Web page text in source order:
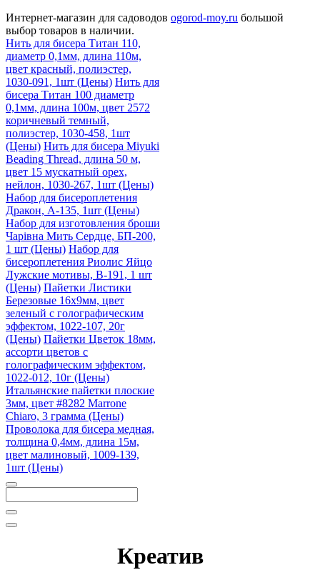
Интернет-магазин для садоводов ogorod-moy.ru большой
выбор товаров в наличии.
Перейти
к
основному
контенту
Нить для бисера Титан 110,
диаметр 0,1мм, длина 110м,
цвет красный, полиэстер,
1030-091, 1шт (Цены) Нить для
бисера Титан 100 диаметр
0,1мм, длина 100м, цвет 2572
коричневый темный,
полиэстер, 1030-458, 1шт
(Цены) Нить для бисера Miyuki
Beading Thread, длина 50 м,
цвет 15 мускатный орех,
нейлон, 1030-267, 1шт (Цены)
Набор для бисероплетения
Дракон, A-135, 1шт (Цены)
Набор для изготовления броши
Чарiвна Мить Сердце, БП-200,
1 шт (Цены) Набор для
бисероплетения Риолис Яйцо
Лужские мотивы, В-191, 1 шт
(Цены) Пайетки Листики
Березовые 16х9мм, цвет
зеленый с голографическим
эффектом, 1022-107, 20г
(Цены) Пайетки Цветок 18мм,
ассорти цветов с
голографическим эффектом,
1022-012, 10г (Цены)
Итальянские пайетки плоские
3мм, цвет #8282 Marrone
Chiaro, 3 грамма (Цены)
Проволока для бисера медная,
толщина 0,4мм, длина 15м,
цвет малиновый, 1009-139,
1шт (Цены)
Закрыть
Креатив